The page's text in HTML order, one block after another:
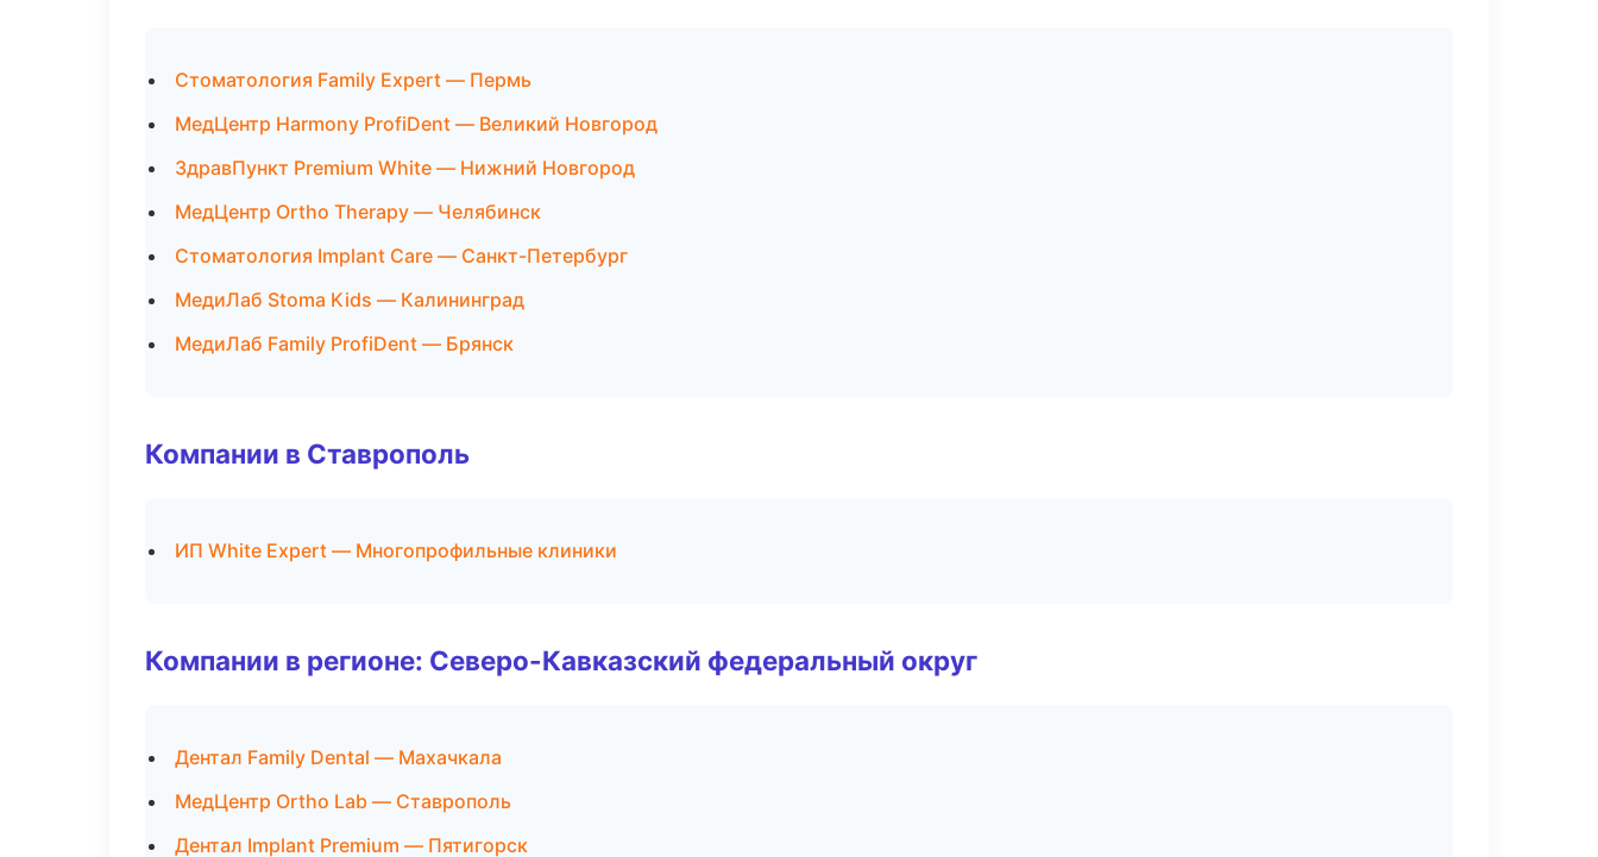
Стоматология Family Expert — Пермь
МедЦентр Harmony ProfiDent — Великий Новгород
ЗдравПункт Premium White — Нижний Новгород
МедЦентр Ortho Therapy — Челябинск
Стоматология Implant Care — Санкт-Петербург
МедиЛаб Stoma Kids — Калининград
МедиЛаб Family ProfiDent — Брянск
Компании в Ставрополь
ИП White Expert — Многопрофильные клиники
Компании в регионе: Северо-Кавказский федеральный округ
Дентал Family Dental — Махачкала
МедЦентр Ortho Lab — Ставрополь
Дентал Implant Premium — Пятигорск